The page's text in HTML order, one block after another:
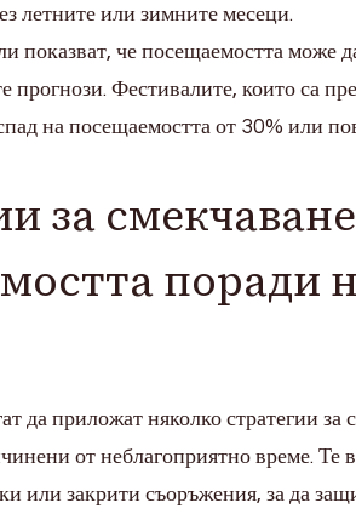
летните или зимните месеци.
показват, че посещаемостта може
прогнози. Фестивалите, които са
на посещаемостта от 30% или
за
поради
да приложат няколко стратегии за
от неблагоприятно време. Те
или закрити съоръжения, за да